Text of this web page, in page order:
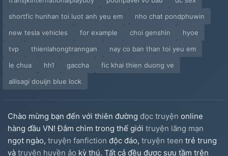
shortfic hunhan toi luot anh yeu em
nho chat pondphuwin
new tesla vehicles
for example choi genshin
hyoe
tvp
thienlahongtranngan
nay co ban than toi yeu em
le chua
hh1 gaccha
fic khai thien duong ve
allisagi douijn blue lock
Chào mừng bạn đến với thiên đường đọc truyện online
hàng đầu VN! Đắm chìm trong thế giới truyện lãng mạn
ngọt ngào, truyện fanfiction độc đáo, truyện teen trẻ trung
và truyện huyền ảo kỳ thú. Tất cả đều được sưu tầm trên